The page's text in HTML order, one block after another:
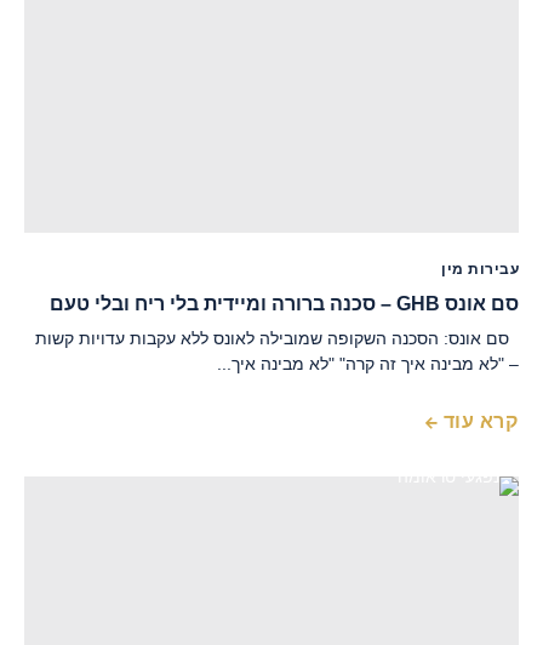
עבירות מין
סם אונס GHB – סכנה ברורה ומיידית בלי ריח ובלי טעם
סם אונס: הסכנה השקופה שמובילה לאונס ללא עקבות עדויות קשות
– "לא מבינה איך זה קרה" "לא מבינה איך...
קרא עוד